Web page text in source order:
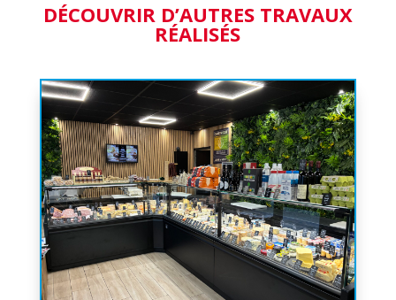
DÉCOUVRIR D’AUTRES TRAVAUX
RÉALISÉS